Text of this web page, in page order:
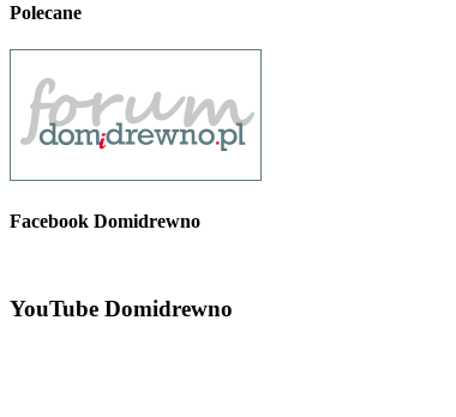
Polecane
Facebook Domidrewno
YouTube Domidrewno